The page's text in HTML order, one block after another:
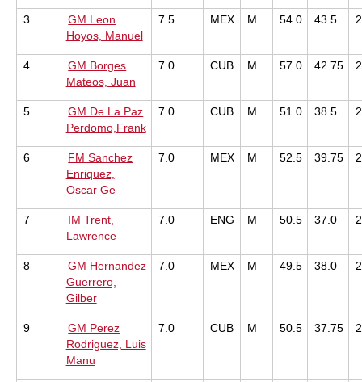
3
GM Leon
Hoyos, Manuel
7.5 MEX M 54.0 43.5
4
GM Borges
Mateos, Juan
7.0 CUB M 57.0 42.75
5
GM De La Paz
Perdomo,Frank
7.0 CUB M 51.0 38.5
6
FM Sanchez
Enriquez,
Oscar Ge
7.0 MEX M 52.5 39.75
7
IM Trent,
Lawrence
7.0 ENG M 50.5 37.0
8
GM Hernandez
Guerrero,
Gilber
7.0 MEX M 49.5 38.0
9
GM Perez
Rodriguez, Luis
Manu
7.0 CUB M 50.5 37.75